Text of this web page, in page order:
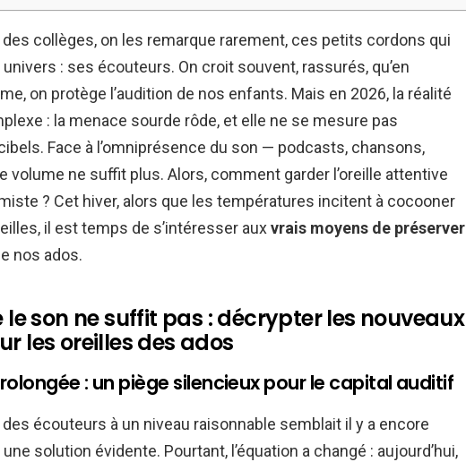
collèges, on les remarque rarement, ces petits cordons qui
univers : ses écouteurs. On croit souvent, rassurés, qu’en
on protège l’audition de nos enfants. Mais en 2026, la réalité
: la menace sourde rôde, et elle ne se mesure pas
Face à l’omniprésence du son — podcasts, chansons,
volume ne suffit plus. Alors, comment garder l’oreille attentive
? Cet hiver, alors que les températures incitent à cocooner
il est temps de s’intéresser auxvrais moyens de préserver
nos ados.
le son ne suffit pas : décrypter les nouveaux
les oreilles des ados
: un piège silencieux pour le capital auditif
écouteurs à un niveau raisonnable semblait il y a encore
solution évidente. Pourtant, l’équation a changé : aujourd’hui,